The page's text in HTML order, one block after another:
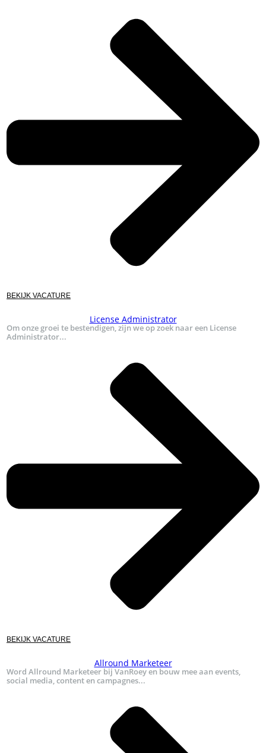
BEKIJK VACATURE
License Administrator
Om onze groei te bestendigen, zijn we op zoek naar een License
Administrator...
BEKIJK VACATURE
Allround Marketeer
Word Allround Marketeer bij VanRoey en bouw mee aan events,
social media, content en campagnes...